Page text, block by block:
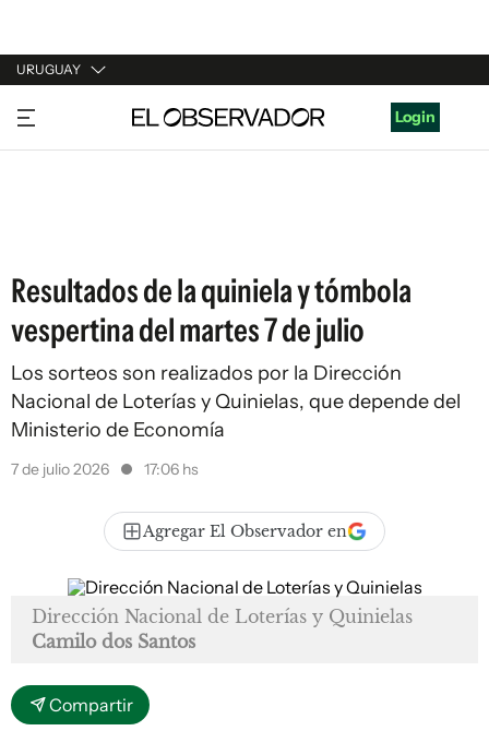
URUGUAY
URUGUAY
ARGENTINA
Login
Resultados de la quiniela y tómbola
vespertina del martes 7 de julio
Los sorteos son realizados por la Dirección
Nacional de Loterías y Quinielas, que depende del
Ministerio de Economía
7 de julio 2026 17:06 hs
Agregar El Observador en
Dirección Nacional de Loterías y Quinielas
Camilo dos Santos
Compartir